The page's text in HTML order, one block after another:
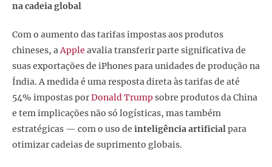
na cadeia global
Com o aumento das tarifas impostas aos produtos
chineses, aApple avalia transferir parte significativa de
suas exportações de iPhones para unidades de produção na
Índia. A medida é uma resposta direta às tarifas de até
54% impostas porDonald Trumpsobre produtos da China
e tem implicações não só logísticas, mas também
estratégicas — com o uso de inteligência artificialpara
otimizar cadeias de suprimento globais.